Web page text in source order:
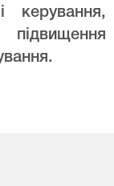
керування,